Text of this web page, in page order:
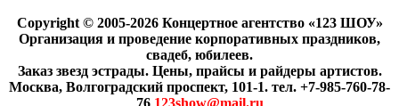
Copyright © 2005-2026 Концертное агентство «123 ШОУ»
Организация и проведение корпоративных праздников,
свадеб, юбилеев.
Заказ звезд эстрады. Цены, прайсы и райдеры артистов.
Москва, Волгоградский проспект, 101-1. тел. +7-985-760-78-
76 123show@mail.ru